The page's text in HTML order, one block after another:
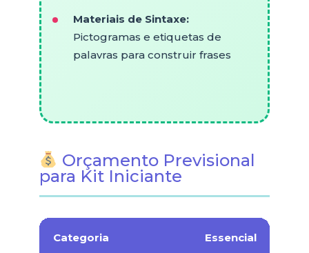
Materiais de Sintaxe:
Pictogramas e etiquetas de
palavras para construir frases
Orçamento Previsional
para Kit Iniciante
Categoria Essencial